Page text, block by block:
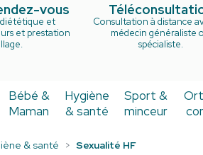
vous
et
et prestation
Consultation à distance
médecin généraliste
spécialiste.
Bébé &
Maman
Hygiène
& santé
Sport &
minceur
& santé Sexualité HF